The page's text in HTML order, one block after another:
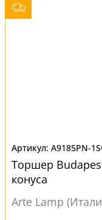
A9185PN-
Торшер
конуса
Arte Lamp